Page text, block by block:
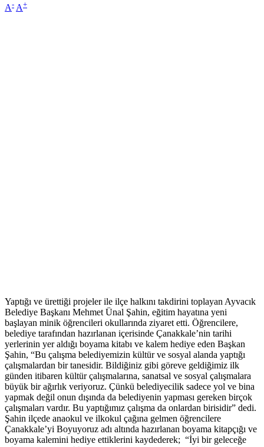
A- A+
Yaptığı ve ürettiği projeler ile ilçe halkını takdirini toplayan Ayvacık
Belediye Başkanı Mehmet Ünal Şahin, eğitim hayatına yeni
başlayan minik öğrencileri okullarında ziyaret etti. Öğrencilere,
belediye tarafından hazırlanan içerisinde Çanakkale’nin tarihi
yerlerinin yer aldığı boyama kitabı ve kalem hediye eden Başkan
Şahin, “Bu çalışma belediyemizin kültür ve sosyal alanda yaptığı
çalışmalardan bir tanesidir. Bildiğiniz gibi göreve geldiğimiz ilk
günden itibaren kültür çalışmalarına, sanatsal ve sosyal çalışmalara
büyük bir ağırlık veriyoruz. Çünkü belediyecilik sadece yol ve bina
yapmak değil onun dışında da belediyenin yapması gereken birçok
çalışmaları vardır. Bu yaptığımız çalışma da onlardan birisidir” dedi.
Şahin ilçede anaokul ve ilkokul çağına gelmen öğrencilere
Çanakkale’yi Boyuyoruz adı altında hazırlanan boyama kitapçığı ve
boyama kalemini hediye ettiklerini kaydederek; “İyi bir geleceğe